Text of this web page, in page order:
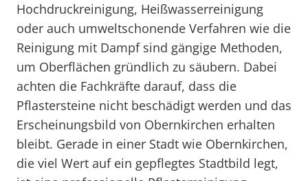
Hochdruckreinigung, Heißwasserreinigung
oder auch umweltschonende Verfahren wie die
Reinigung mit Dampf sind gängige Methoden,
um Oberflächen gründlich zu säubern. Dabei
achten die Fachkräfte darauf, dass die
Pflastersteine nicht beschädigt werden und das
Erscheinungsbild von Obernkirchen erhalten
bleibt. Gerade in einer Stadt wie Obernkirchen,
die viel Wert auf ein gepflegtes Stadtbild legt,